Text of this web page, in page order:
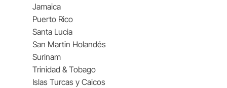
Jamaica
Puerto Rico
Santa Lucia
San Martin Holandés
Surinam
Trinidad & Tobago
Islas Turcas y Caicos